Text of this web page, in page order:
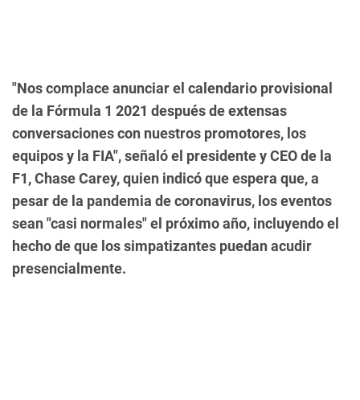
"Nos complace anunciar el calendario provisional
de la Fórmula 1 2021 después de extensas
conversaciones con nuestros promotores, los
equipos y la FIA", señaló el presidente y CEO de la
F1, Chase Carey, quien indicó que espera que, a
pesar de la pandemia de coronavirus, los eventos
sean "casi normales" el próximo año, incluyendo el
hecho de que los simpatizantes puedan acudir
presencialmente.